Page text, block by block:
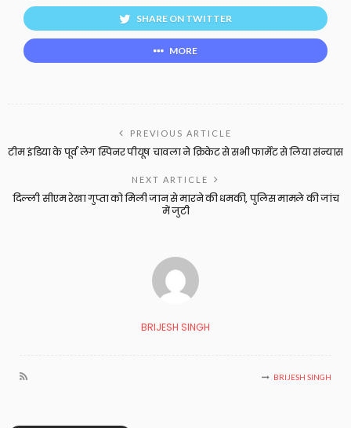
SHARE ON TWITTER
MORE
PREVIOUS ARTICLE
टीम इंडिया के पूर्व लेग स्पिनर पीयूष चावला ने क्रिकेट से सभी फार्मेट से लिया संन्यास
NEXT ARTICLE
दिल्ली सीएम रेखा गुप्ता को मिली जान से मारने की धमकी, पुलिस मामले की जांच
में जुटी
BRIJESH SINGH
BRIJESH SINGH